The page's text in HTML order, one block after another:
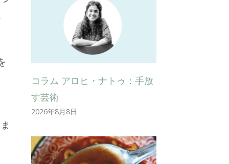
コラム アロヒ・ナトゥ：手放
す芸術
2026年8月8日